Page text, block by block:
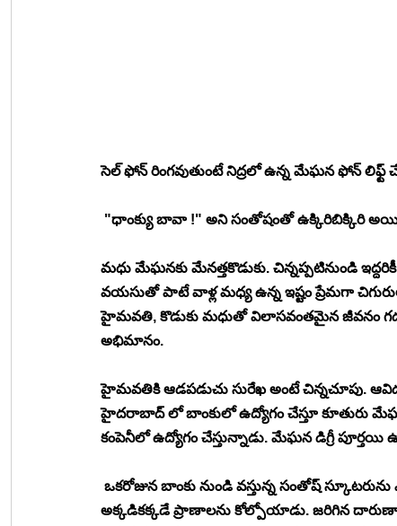
సెల్ ఫోన్ రింగవుతుంటే నిద్రలో ఉన్న మేఘన ఫోన్
"ధాంక్యు బావా !" అని సంతోషంతో ఉక్కిరిబిక్కిరి
మధు మేఘనకు మేనత్తకొడుకు. చిన్నప్పటినుండి
వయసుతో పాటే వాళ్ల మధ్య ఉన్న ఇష్టం ప్రేమగా
హైమవతి, కొడుకు మధుతో విలాసవంతమైన జీవనం
అభిమానం.
హైమవతికి ఆడపడుచు సురేఖ అంటే చిన్నచూపు.
హైదరాబాద్ లో బాంకులో ఉద్యోగం చేస్తూ కూతురు
కంపెనీలో ఉద్యోగం చేస్తున్నాడు. మేఘన డిగ్రీ పూర్తయి
ఒకరోజున బాంకు నుండి వస్తున్న సంతోష్
అక్కడికక్కడే ప్రాణాలను కోల్పోయాడు. జరిగిన